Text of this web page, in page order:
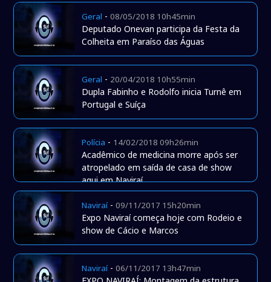
Geral -08/05/2018 10h45min
Deputado Onevan participa da Festa da
Colheita em Paraíso das Águas
Geral - 20/04/2018 10h55min
Dupla Fabinho e Rodolfo inicia Turnê em
Portugal e Suíça
Polícia - 14/02/2018 09h26min
Acadêmico de medicina morre após ser
atropelado em saída de casa de show
aqui em Naviraí
Naviraí-09/11/2017 15h20min
Expo Naviraí começa hoje com Rodeio e
show de Cácio e Marcos
Naviraí-06/11/2017 13h47min